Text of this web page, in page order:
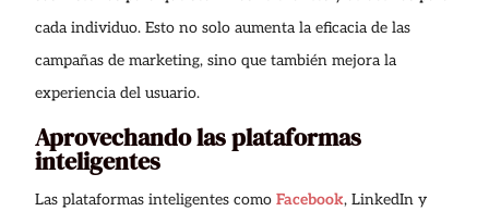
cada individuo. Esto no solo aumenta la eficacia de las
campañas de marketing, sino que también mejora la
experiencia del usuario.
Aprovechando las plataformas
inteligentes
Las plataformas inteligentes comoFacebook, LinkedIn y